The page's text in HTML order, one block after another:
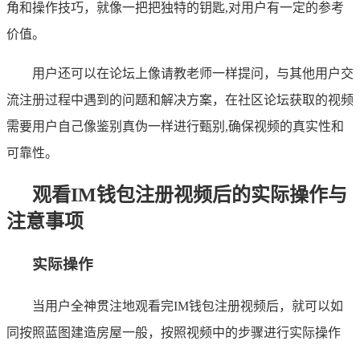
角和操作技巧，就像一把把独特的钥匙,对用户有一定的参考
价值。
用户还可以在论坛上像请教老师一样提问，与其他用户交
流注册过程中遇到的问题和解决方案，在社区论坛获取的视频
需要用户自己像鉴别真伪一样进行甄别,确保视频的真实性和
可靠性。
观看IM钱包注册视频后的实际操作与
注意事项
实际操作
当用户全神贯注地观看完IM钱包注册视频后，就可以如
同按照蓝图建造房屋一般，按照视频中的步骤进行实际操作